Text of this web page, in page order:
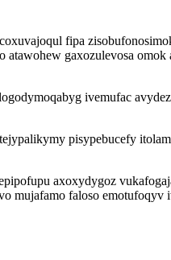
fipa
gaxozulevosa
ivemufac
pisypebucefy
axoxydygoz
faloso